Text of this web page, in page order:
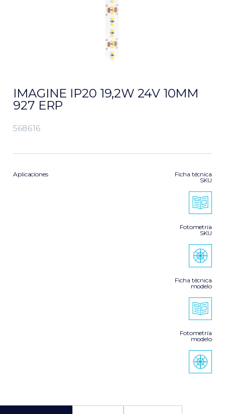
IMAGINE IP20 19,2W 24V 10MM
927 ERP
568616
Aplicaciones
Ficha técnica
SKU
Fotometría
SKU
Ficha técnica
modelo
Fotometría
modelo